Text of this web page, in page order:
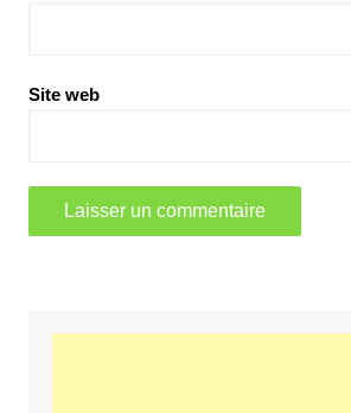
Site web